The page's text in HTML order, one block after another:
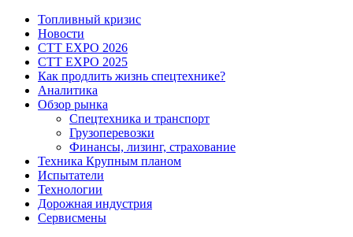
Топливный кризис
Новости
CTT EXPO 2026
CTT EXPO 2025
Как продлить жизнь спецтехнике?
Аналитика
Обзор рынка
Спецтехника и транспорт
Грузоперевозки
Финансы, лизинг, страхование
Техника Крупным планом
Испытатели
Технологии
Дорожная индустрия
Сервисмены